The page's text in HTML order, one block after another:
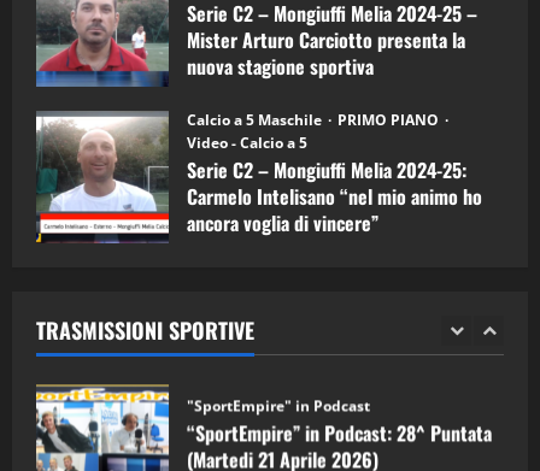
Serie C2 – Mongiuffi Melia 2024-25 –
Mister Arturo Carciotto presenta la
nuova stagione sportiva
Calcio a 5 Maschile
PRIMO PIANO
Video - Calcio a 5
Serie C2 – Mongiuffi Melia 2024-25:
Carmelo Intelisano “nel mio animo ho
ancora voglia di vincere”
TRASMISSIONI SPORTIVE
5 08/04/2026
1
“SportEmpire” in Podcast: 30^ Puntata
(Martedi 05 Maggio 2026)
08/05/2026
2 28/04/2026
"SportEmpire" in Podcast
“SportEmpire” in Podcast: 28^ Puntata
(Martedi 21 Aprile 2026)